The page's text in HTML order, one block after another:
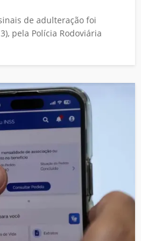
de adulteração foi
pela Polícia Rodoviária